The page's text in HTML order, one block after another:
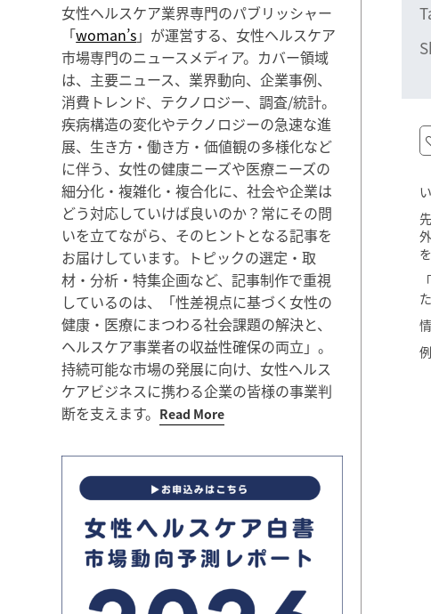
女性ヘルスケア業界専門のパブリッシャー
「woman’s」が運営する、女性ヘルスケア
市場専門のニュースメディア。カバー領域
は、主要ニュース、業界動向、企業事例、
消費トレンド、テクノロジー、調査/統計。
疾病構造の変化やテクノロジーの急速な進
展、生き方・働き方・価値観の多様化など
に伴う、女性の健康ニーズや医療ニーズの
細分化・複雑化・複合化に、社会や企業は
どう対応していけば良いのか？常にその問
いを立てながら、そのヒントとなる記事を
お届けしています。トピックの選定・取
材・分析・特集企画など、記事制作で重視
しているのは、「性差視点に基づく女性の
健康・医療にまつわる社会課題の解決と、
ヘルスケア事業者の収益性確保の両立」。
持続可能な市場の発展に向け、女性ヘルス
ケアビジネスに携わる企業の皆様の事業判
断を支えます。 Read More